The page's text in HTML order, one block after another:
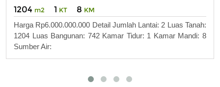
1204 m2 1 KT 8 KM
Harga Rp6.000.000.000 Detail Jumlah Lantai: 2 Luas Tanah:
1204 Luas Bangunan: 742 Kamar Tidur: 1 Kamar Mandi: 8
Sumber Air: